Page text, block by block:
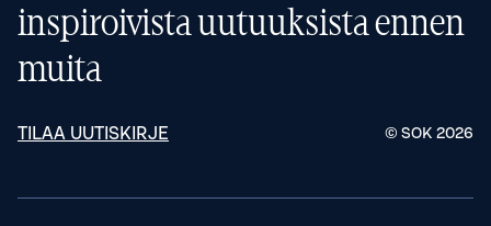
inspiroivista uutuuksista ennen
muita
TILAA UUTISKIRJE © SOK 2026